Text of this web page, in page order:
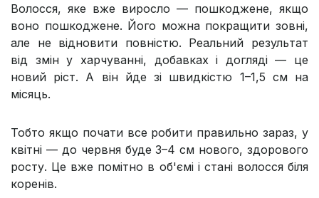
Волосся, яке вже виросло — пошкоджене, якщо
воно пошкоджене. Його можна покращити зовні,
але не відновити повністю. Реальний результат
від змін у харчуванні, добавках і доглядi — це
новий ріст. А він йде зі швидкістю 1–1,5 см на
місяць.
Тобто якщо почати все робити правильно зараз, у
квітні — до червня буде 3–4 см нового, здорового
росту. Це вже помітно в об'ємі і стані волосся біля
коренів.